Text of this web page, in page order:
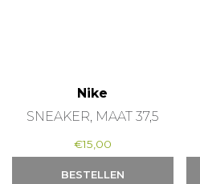
Nike
SNEAKER, MAAT 37,5
€15,00
BESTELLEN